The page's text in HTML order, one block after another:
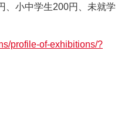
、小中学生200円、未就学
profile-of-exhibitions/?